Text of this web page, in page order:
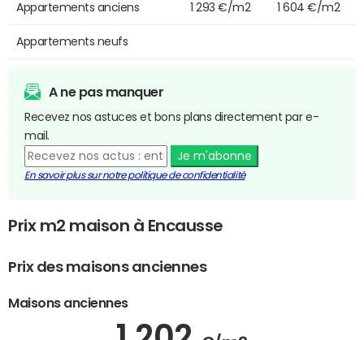
Appartements anciens 1 293 €/m2 1 604 €/m2
Appartements neufs
A ne pas manquer
Recevez nos astuces et bons plans directement par e-
mail.
Je m'abonne
En savoir plus sur notre politique de confidentialité
Prix m2 maison à Encausse
Prix des maisons anciennes
Maisons anciennes